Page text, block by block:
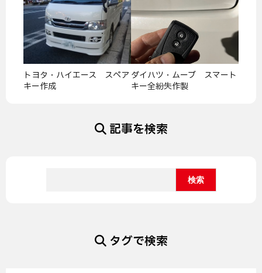
トヨタ・ハイエース スペア
キー作成
ダイハツ・ムーブ スマート
キー全紛失作製
記事を検索
タグで検索